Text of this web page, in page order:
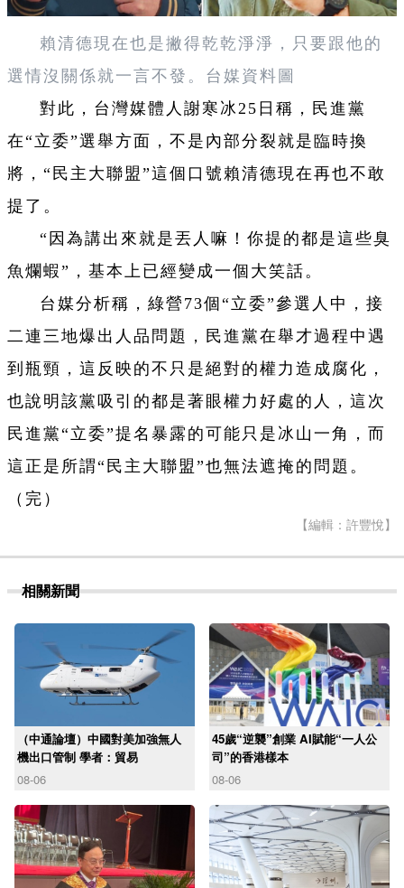
賴清德現在也是撇得乾乾淨淨，只要跟他的
選情沒關係就一言不發。 台媒資料圖
對此，台灣媒體人謝寒冰25日稱，民進黨
在“立委”選舉方面，不是內部分裂就是臨時換
將，“民主大聯盟”這個口號賴清德現在再也不敢
提了。
“因為講出來就是丟人嘛！你提的都是這些臭
魚爛蝦”，基本上已經變成一個大笑話。
台媒分析稱，綠營73個“立委”參選人中，接
二連三地爆出人品問題，民進黨在舉才過程中遇
到瓶頸，這反映的不只是絕對的權力造成腐化，
也說明該黨吸引的都是著眼權力好處的人，這次
民進黨“立委”提名暴露的可能只是冰山一角，而
這正是所謂“民主大聯盟”也無法遮掩的問題。
（完）
【編輯：許豐悅】
相關新聞
（中通論壇）中國對美加強無人
機出口管制 學者：貿易
08-06
45歲“逆襲”創業 AI賦能“一人公
司”的香港樣本
08-06